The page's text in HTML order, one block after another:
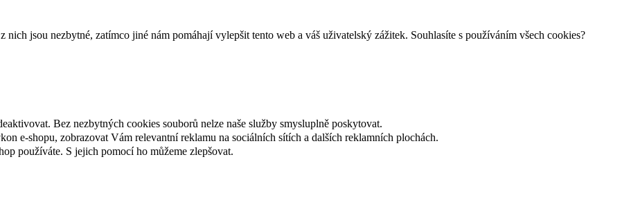
jsou nezbytné, zatímco jiné nám pomáhají vylepšit tento web a váš uživatelský zážitek. Souhlasíte s používáním všech cookies?
Bez nezbytných cookies souborů nelze naše služby smysluplně poskytovat.
e-shopu, zobrazovat Vám relevantní reklamu na sociálních sítích a dalších reklamních plochách.
používáte. S jejich pomocí ho můžeme zlepšovat.